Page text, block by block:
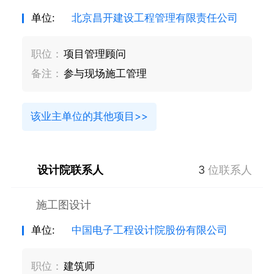
单位: 北京昌开建设工程管理有限责任公司
职位： 项目管理顾问
备注： 参与现场施工管理
该业主单位的其他项目>>
设计院联系人 3 位联系人
施工图设计
单位: 中国电子工程设计院股份有限公司
职位： 建筑师